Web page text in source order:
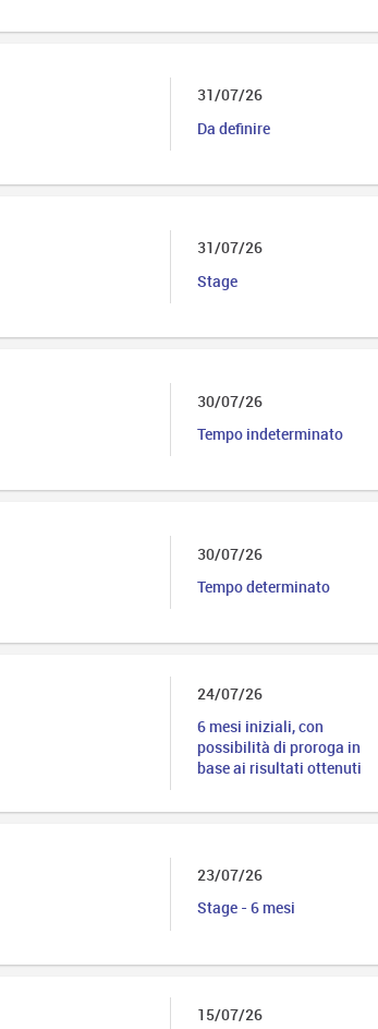
31/07/26
Da definire
31/07/26
Stage
30/07/26
Tempo indeterminato
30/07/26
Tempo determinato
24/07/26
6 mesi iniziali, con
possibilità di proroga in
base ai risultati ottenuti
23/07/26
Stage - 6 mesi
15/07/26